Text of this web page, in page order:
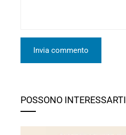
POSSONO INTERESSARTI